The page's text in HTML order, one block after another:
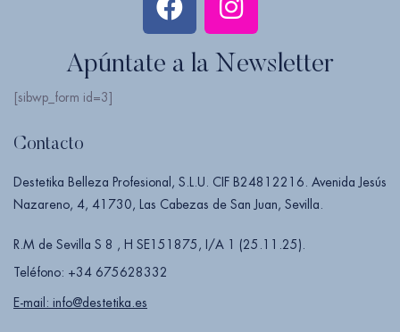
Apúntate a la Newsletter
[sibwp_form id=3]
Contacto
Destetika Belleza Profesional, S.L.U. CIF B24812216. Avenida Jesús
Nazareno, 4, 41730, Las Cabezas de San Juan, Sevilla.
R.M de Sevilla S 8 , H SE151875, I/A 1 (25.11.25).
Teléfono: +34 675628332
E-mail: info@destetika.es